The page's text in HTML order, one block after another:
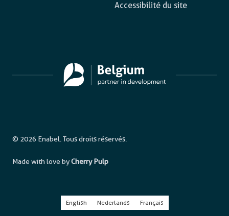
Accessibilité du site
© 2026 Enabel. Tous droits réservés.
Made with love byCherry Pulp
English Nederlands Français